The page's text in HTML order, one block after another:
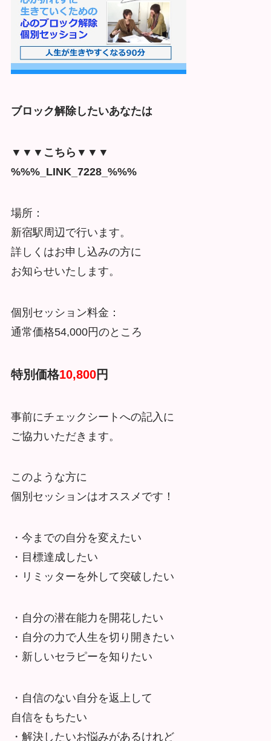
ブロック解除したいあなたは
▼▼▼こちら▼▼▼
%%%_LINK_7228_%%%
場所：
新宿駅周辺で行います。
詳しくはお申し込みの方に
お知らせいたします。
個別セッション料金：
通常価格54,000円のところ
特別価格10,800円
事前にチェックシートへの記入に
ご協力いただきます。
このような方に
個別セッションはオススメです！
・今までの自分を変えたい
・目標達成したい
・リミッターを外して突破したい
・自分の潜在能力を開花したい
・自分の力で人生を切り開きたい
・新しいセラピーを知りたい
・自信のない自分を返上して
自信をもちたい
・解決したいお悩みがあるけれど